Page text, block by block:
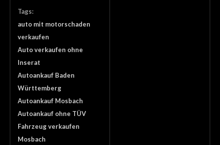
Tags:
auto mit motorschaden
verkaufen
Auto verkaufen ohne
Inserat
Autoankauf Baden
Württemberg
Autoankauf Mosbach
Autoankauf ohne TÜV
Fahrzeug verkaufen
Mosbach